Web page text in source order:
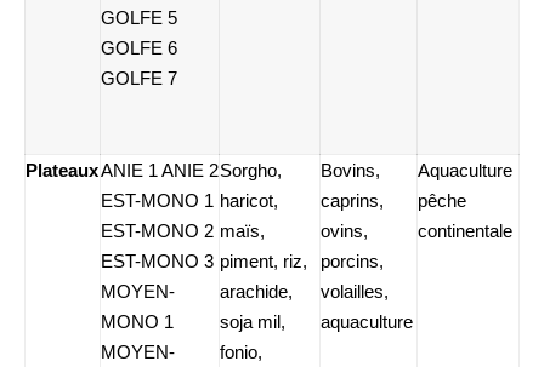
GOLFE 5
GOLFE 6
GOLFE 7
PlateauxANIE 1 ANIE 2
EST-MONO 1
EST-MONO 2
EST-MONO 3
MOYEN-
MONO 1
MOYEN-
Sorgho,
haricot,
maïs,
piment, riz,
arachide,
soja mil,
fonio,
Bovins,
caprins,
ovins,
porcins,
volailles,
aquaculture
Aquaculture
pêche
continentale